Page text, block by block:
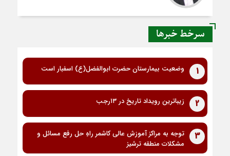
سرخط خبرها
1 وضعیت بیمارستان حضرت ابوالفضل(ع) اسفبار است
2 زیباترین رویداد تاریخ در ۱۳رجب
3
توجه به مراکز آموزش عالی کاشمر راهِ حل رفع مسائل و
مشکلات منطقه ترشیز